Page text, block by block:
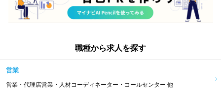
職種から求人を探す
営業
営業・代理店営業・人材コーディネーター・コールセンター 他